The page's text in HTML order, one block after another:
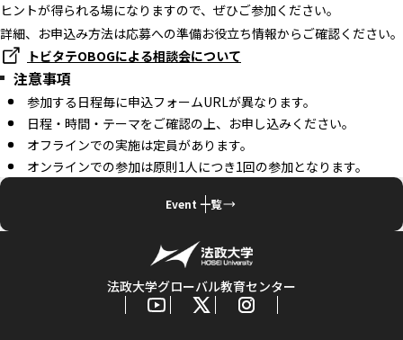
ヒントが得られる場になりますので、ぜひご参加ください。
詳細、お申込み方法は応募への準備お役立ち情報からご確認ください。
トビタテOBOGによる相談会について
注意事項
参加する日程毎に申込フォームURLが異なります。
日程・時間・テーマをご確認の上、お申し込みください。
オフラインでの実施は定員があります。
オンラインでの参加は原則1人につき1回の参加となります。
Event 一覧
法政大学グローバル教育センター